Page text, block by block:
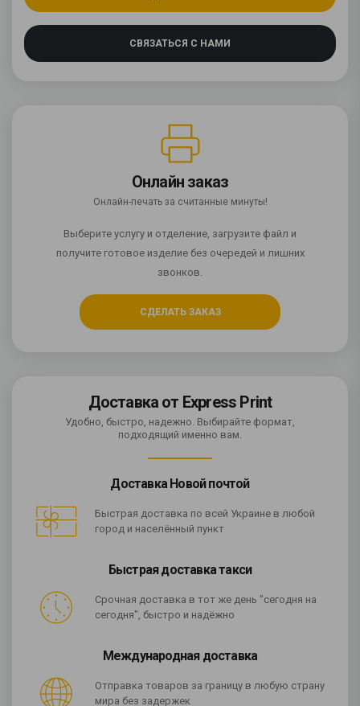
СВЯЗАТЬСЯ С НАМИ
Онлайн заказ
Онлайн-печать за считанные минуты!
Выберите услугу и отделение, загрузите файл и
получите готовое изделие без очередей и лишних
звонков.
СДЕЛАТЬ ЗАКАЗ
Доставка от Express Print
Удобно, быстро, надежно. Выбирайте формат,
подходящий именно вам.
Доставка Новой почтой
Быстрая доставка по всей Украине в любой
город и населённый пункт
Быстрая доставка такси
Срочная доставка в тот же день "сегодня на
сегодня", быстро и надёжно
Международная доставка
Отправка товаров за границу в любую страну
мира без задержек